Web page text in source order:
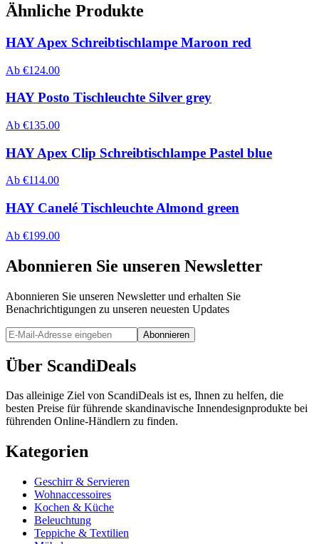
Ähnliche Produkte
HAY Apex Schreibtischlampe Maroon red
Ab €124.00
HAY Posto Tischleuchte Silver grey
Ab €135.00
HAY Apex Clip Schreibtischlampe Pastel blue
Ab €114.00
HAY Canelé Tischleuchte Almond green
Ab €199.00
Abonnieren Sie unseren Newsletter
Abonnieren Sie unseren Newsletter und erhalten Sie
Benachrichtigungen zu unseren neuesten Updates
Abonnieren
Über ScandiDeals
Das alleinige Ziel von ScandiDeals ist es, Ihnen zu helfen, die
besten Preise für führende skandinavische Innendesignprodukte bei
führenden Online-Händlern zu finden.
Kategorien
Geschirr & Servieren
Wohnaccessoires
Kochen & Küche
Beleuchtung
Teppiche & Textilien